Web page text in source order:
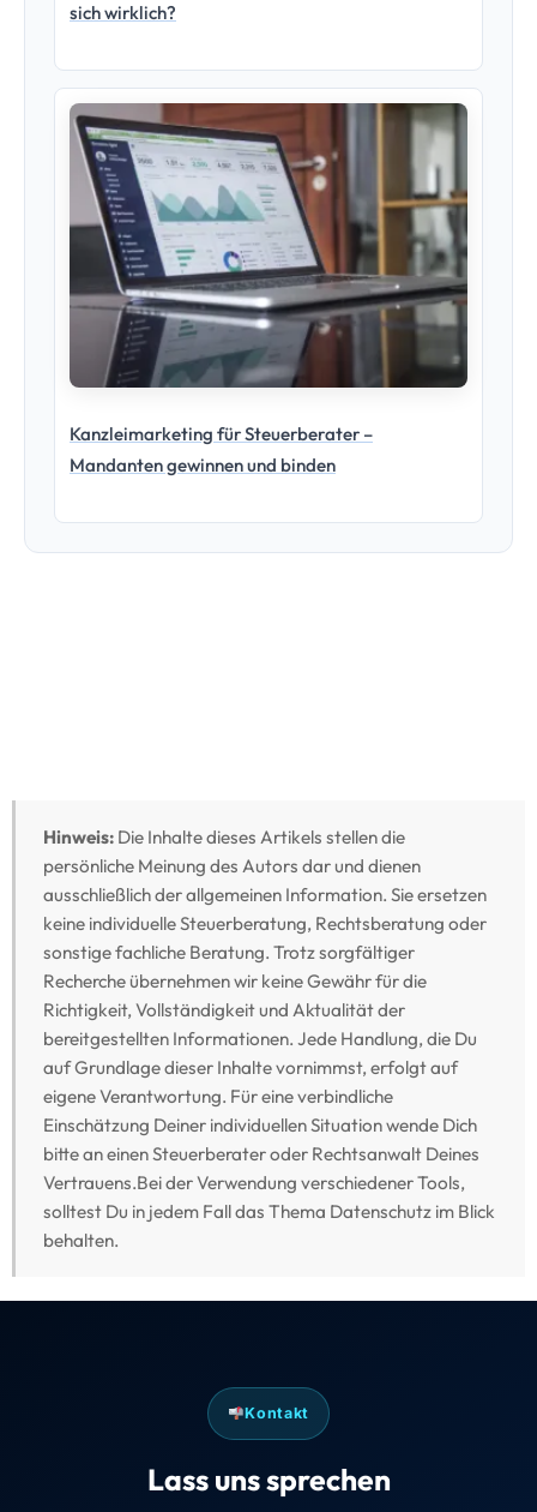
sich wirklich?
Kanzleimarketing für Steuerberater –
Mandanten gewinnen und binden
Hinweis:Die Inhalte dieses Artikels stellen die
persönliche Meinung des Autors dar und dienen
ausschließlich der allgemeinen Information. Sie ersetzen
keine individuelle Steuerberatung, Rechtsberatung oder
sonstige fachliche Beratung. Trotz sorgfältiger
Recherche übernehmen wir keine Gewähr für die
Richtigkeit, Vollständigkeit und Aktualität der
bereitgestellten Informationen. Jede Handlung, die Du
auf Grundlage dieser Inhalte vornimmst, erfolgt auf
eigene Verantwortung. Für eine verbindliche
Einschätzung Deiner individuellen Situation wende Dich
bitte an einen Steuerberater oder Rechtsanwalt Deines
Vertrauens.Bei der Verwendung verschiedener Tools,
solltest Du in jedem Fall das Thema Datenschutz im Blick
behalten.
Kontakt
Lass uns sprechen